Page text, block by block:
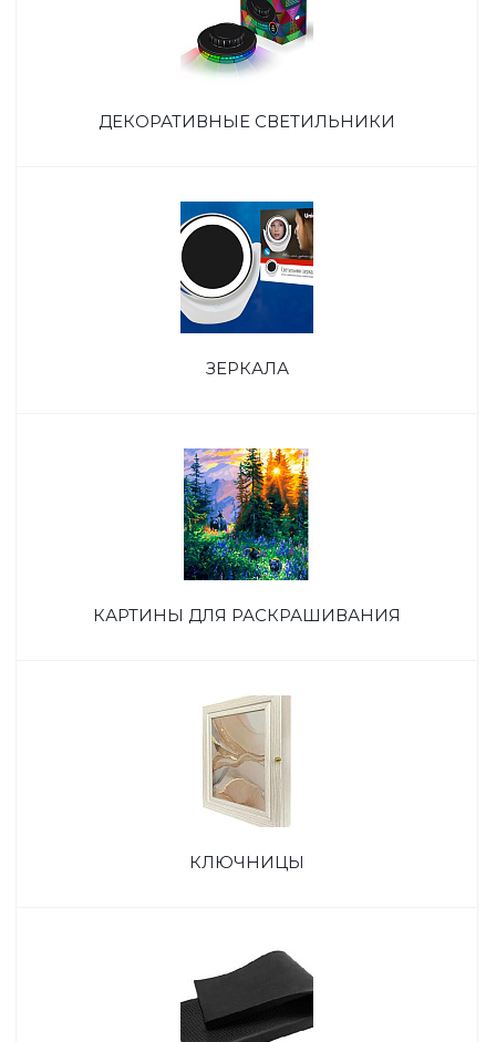
ДЕКОРАТИВНЫЕ СВЕТИЛЬНИКИ
ЗЕРКАЛА
КАРТИНЫ ДЛЯ РАСКРАШИВАНИЯ
КЛЮЧНИЦЫ